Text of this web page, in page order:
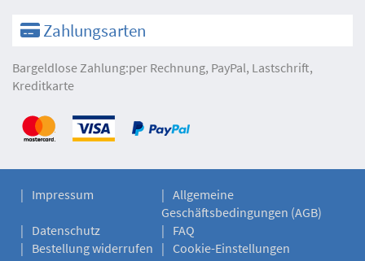
Zahlungsarten
Bargeldlose Zahlung:per Rechnung, PayPal, Lastschrift,
Kreditkarte
Impressum
Allgemeine
Geschäftsbedingungen (AGB)
Datenschutz
FAQ
Bestellung widerrufen
Cookie-Einstellungen